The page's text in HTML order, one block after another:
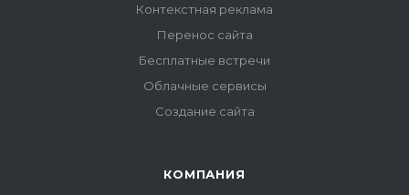
Контекстная реклама
Перенос сайта
Бесплатные встречи
Облачные сервисы
Создание сайта
КОМПАНИЯ